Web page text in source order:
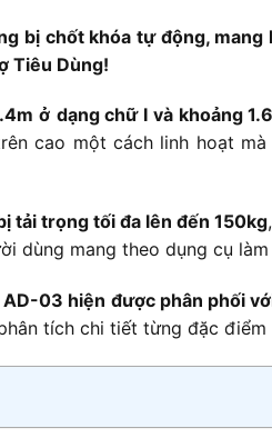
bên
giữa các bậc: 24cm
bị chốt khóa tự động,
Tiêu Dùng!
ở dạng chữ I và khoảng
cao một cách linh hoạt
tải trọng tối đa lên đến 150kg
dùng mang theo dụng cụ
03 hiện được phân phối
tích chi tiết từng đặc điểm